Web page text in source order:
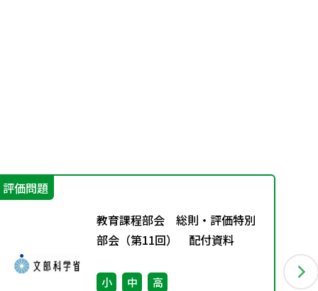
評価問題
教育課程部会 総則・評価特別
部会（第11回） 配付資料
小 中 高